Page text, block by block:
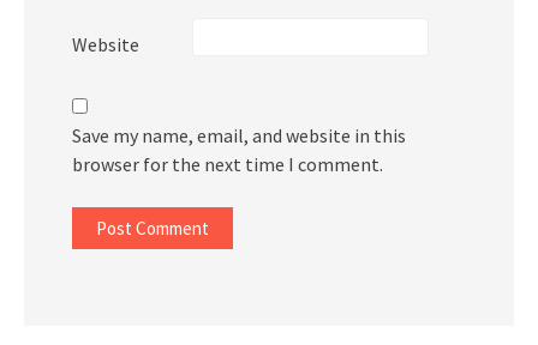
Website
Save my name, email, and website in this
browser for the next time I comment.